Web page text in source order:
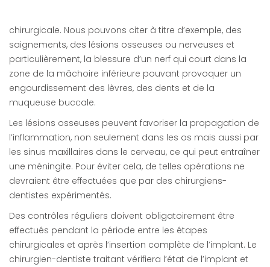
chirurgicale. Nous pouvons citer à titre d’exemple, des
saignements, des lésions osseuses ou nerveuses et
particulièrement, la blessure d’un nerf qui court dans la
zone de la mâchoire inférieure pouvant provoquer un
engourdissement des lèvres, des dents et de la
muqueuse buccale.
Les lésions osseuses peuvent favoriser la propagation de
l’inflammation, non seulement dans les os mais aussi par
les sinus maxillaires dans le cerveau, ce qui peut entraîner
une méningite. Pour éviter cela, de telles opérations ne
devraient être effectuées que par des chirurgiens-
dentistes expérimentés.
Des contrôles réguliers doivent obligatoirement être
effectués pendant la période entre les étapes
chirurgicales et après l’insertion complète de l’implant. Le
chirurgien-dentiste traitant vérifiera l’état de l’implant et